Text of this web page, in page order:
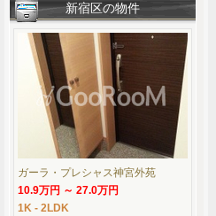
新宿区の物件
ガーラ・プレシャス神宮外苑
10.9万円 ～ 27.0万円
1K - 2LDK